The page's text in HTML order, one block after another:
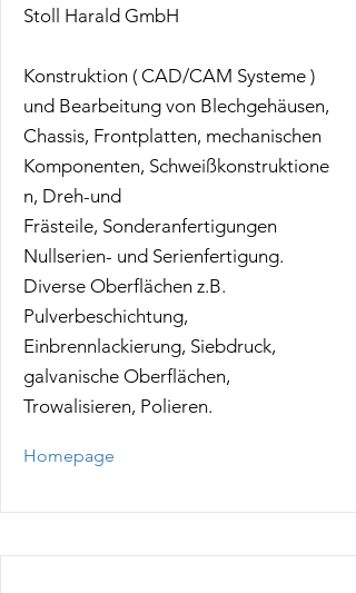
Stoll Harald GmbH
Konstruktion ( CAD/CAM Systeme )
und Bearbeitung von Blechgehäusen,
Chassis, Frontplatten, mechanischen
Komponenten, Schweißkonstruktione
n, Dreh-und
Frästeile, Sonderanfertigungen
Nullserien- und Serienfertigung.
Diverse Oberflächen z.B.
Pulverbeschichtung,
Einbrennlackierung, Siebdruck,
galvanische Oberflächen,
Trowalisieren, Polieren.
Homepage